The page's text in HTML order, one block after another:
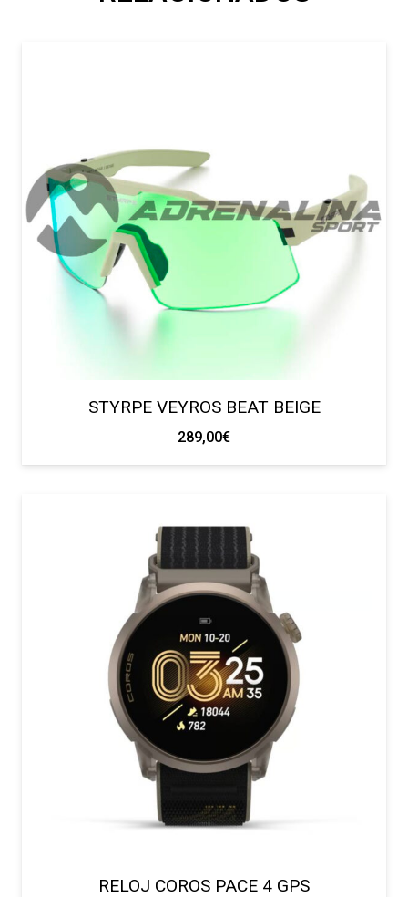
STYRPE VEYROS BEAT BEIGE
289,00€
RELOJ COROS PACE 4 GPS